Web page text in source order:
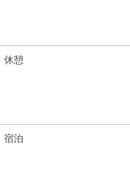
休憩
宿泊